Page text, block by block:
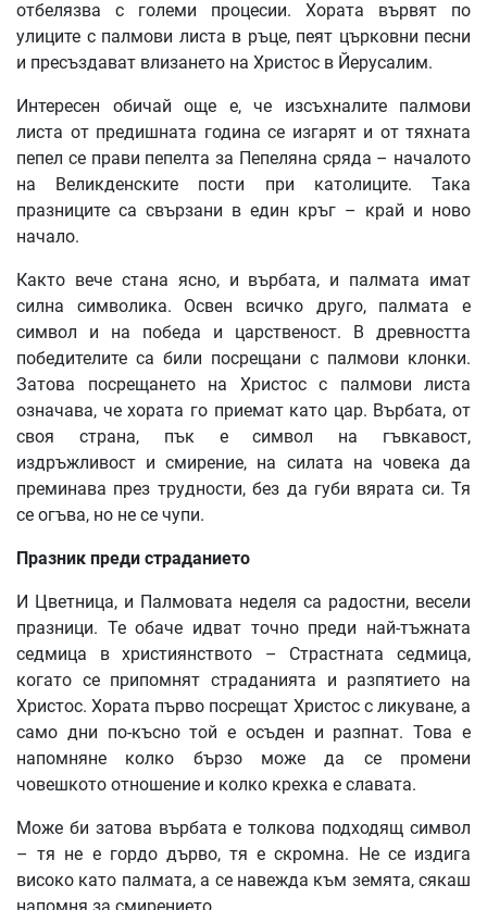
отбелязва с големи процесии. Хората вървят по
улиците с палмови листа в ръце, пеят църковни песни
и пресъздават влизането на Христос в Йерусалим.
Интересен обичай още е, че изсъхналите палмови
листа от предишната година се изгарят и от тяхната
пепел се прави пепелта за Пепеляна сряда – началото
на Великденските пости при католиците. Така
празниците са свързани в един кръг – край и ново
начало.
Както вече стана ясно, и върбата, и палмата имат
силна символика. Освен всичко друго, палмата е
символ и на победа и царственост. В древността
победителите са били посрещани с палмови клонки.
Затова посрещането на Христос с палмови листа
означава, че хората го приемат като цар. Върбата, от
своя страна, пък е символ на гъвкавост,
издръжливост и смирение, на силата на човека да
преминава през трудности, без да губи вярата си. Тя
се огъва, но не се чупи.
Празник преди страданието
И Цветница, и Палмовата неделя са радостни, весели
празници. Те обаче идват точно преди най-тъжната
седмица в християнството – Страстната седмица,
когато се припомнят страданията и разпятието на
Христос. Хората първо посрещат Христос с ликуване, а
само дни по-късно той е осъден и разпнат. Това е
напомняне колко бързо може да се промени
човешкото отношение и колко крехка е славата.
Може би затова върбата е толкова подходящ символ
– тя не е гордо дърво, тя е скромна. Не се издига
високо като палмата, а се навежда към земята, сякаш